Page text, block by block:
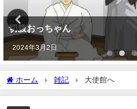
切腹おっちゃん
2024年3月2日
ホーム 雑記 大使館へ